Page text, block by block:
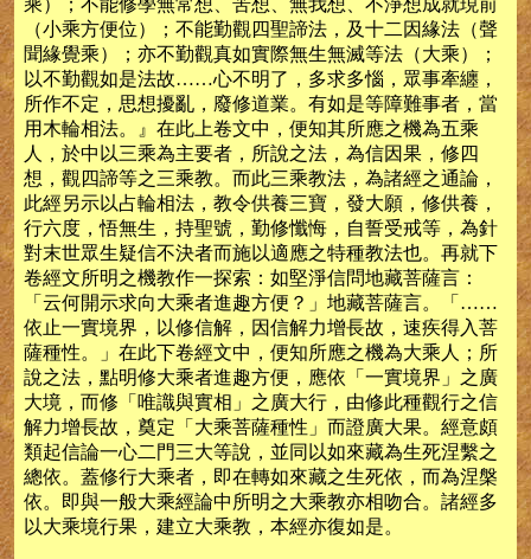
乘）；不能修學無常想、苦想、無我想、不淨想成就現前
（小乘方便位）；不能勤觀四聖諦法，及十二因緣法（聲
聞緣覺乘）；亦不勤觀真如實際無生無滅等法（大乘）；
以不勤觀如是法故……心不明了，多求多惱，眾事牽纏，
所作不定，思想擾亂，廢修道業。有如是等障難事者，當
用木輪相法。』在此上卷文中，便知其所應之機為五乘
人，於中以三乘為主要者，所說之法，為信因果，修四
想，觀四諦等之三乘教。而此三乘教法，為諸經之通論，
此經另示以占輪相法，教令供養三寶，發大願，修供養，
行六度，悟無生，持聖號，勤修懺悔，自誓受戒等，為針
對末世眾生疑信不決者而施以適應之特種教法也。再就下
卷經文所明之機教作一探索：如堅淨信問地藏菩薩言：
「云何開示求向大乘者進趣方便？」地藏菩薩言。「……
依止一實境界，以修信解，因信解力增長故，速疾得入菩
薩種性。」在此下卷經文中，便知所應之機為大乘人；所
說之法，點明修大乘者進趣方便，應依「一實境界」之廣
大境，而修「唯識與實相」之廣大行，由修此種觀行之信
解力增長故，奠定「大乘菩薩種性」而證廣大果。經意頗
類起信論一心二門三大等說，並同以如來藏為生死涅繫之
總依。蓋修行大乘者，即在轉如來藏之生死依，而為涅槃
依。即與一般大乘經論中所明之大乘教亦相吻合。諸經多
以大乘境行果，建立大乘教，本經亦復如是。